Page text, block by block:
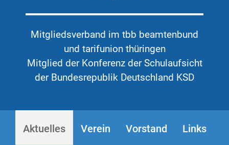
Mitgliedsverband im tbb beamtenbund
und tarifunion thüringen
Mitglied der Konferenz der Schulaufsicht
der Bundesrepublik Deutschland KSD
Aktuelles Verein Vorstand Links